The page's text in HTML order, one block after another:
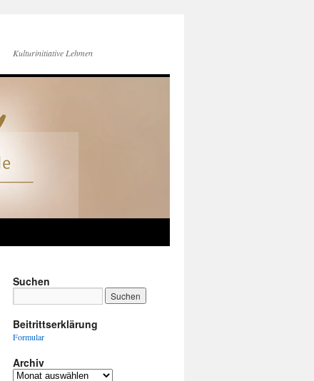
Kulturinitiative Lehmen
Suchen
Beitrittserklärung
Formular
Archiv
Archiv